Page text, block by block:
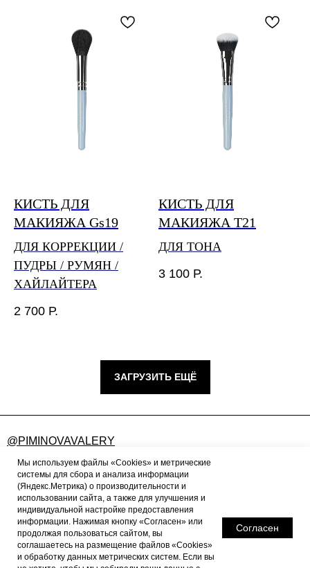
Мы используем файлы «Cookies» и метрические
системы для сбора и анализа информации
(Яндекс.Метрика) о производительности и
использовании сайта, а также для улучшения и
индивидуальной настройке предоставления
информации. Нажимая кнопку «Согласен» или
продолжая пользоваться сайтом, вы
соглашаетесь на размещение файлов «Cookies»
и обработку данных метрических систем. Если вы
Согласен
КИСТЬ ДЛЯ
МАКИЯЖА Gs19
ДЛЯ КОРРЕКЦИИ /
ПУДРЫ / РУМЯН /
ХАЙЛАЙТЕРА
2 700 Р.
КИСТЬ ДЛЯ
МАКИЯЖА T21
ДЛЯ ТОНА
3 100 Р.
ЗАГРУЗИТЬ ЕЩЁ
@PIMINOVAVALERY
FEEDBACK@PIMINOVAVALERY.RU
ПУБЛИЧНАЯ ОФЕРТА
ПОЛИТИКА КОНФИДЕНЦИАЛЬНОСТИ
ПОЛИТИКА ВОЗВРАТА